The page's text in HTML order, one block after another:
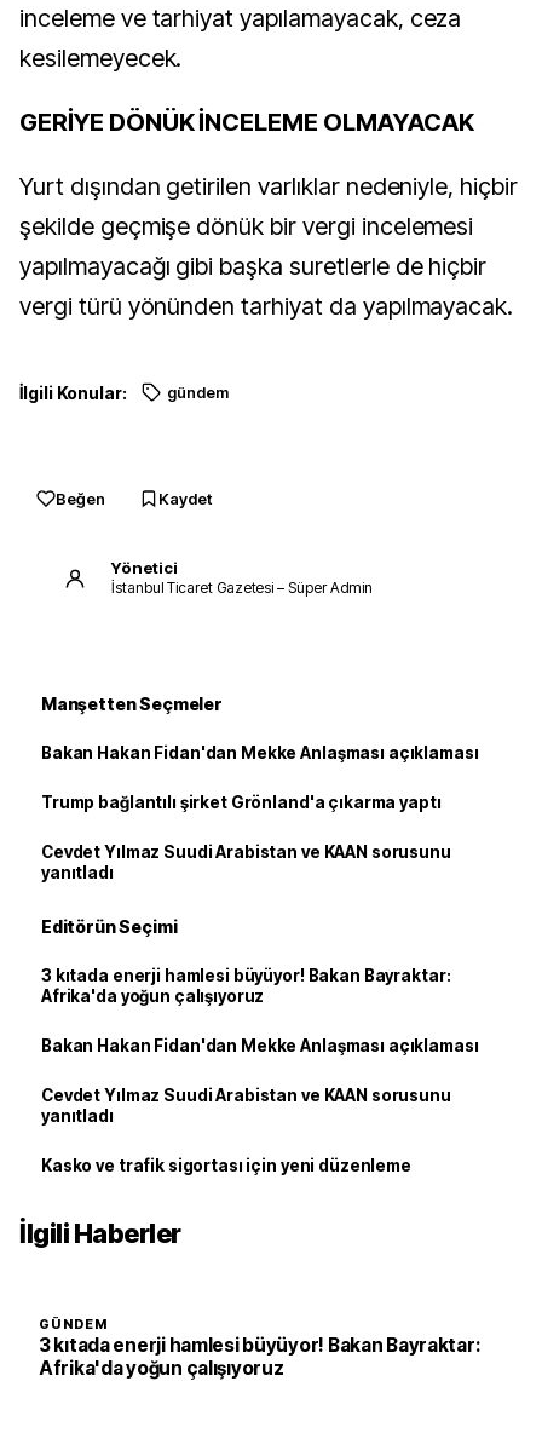
inceleme ve tarhiyat yapılamayacak, ceza
kesilemeyecek.
GERİYE DÖNÜK İNCELEME OLMAYACAK
Yurt dışından getirilen varlıklar nedeniyle, hiçbir
şekilde geçmişe dönük bir vergi incelemesi
yapılmayacağı gibi başka suretlerle de hiçbir
vergi türü yönünden tarhiyat da yapılmayacak.
İlgili Konular: gündem
Beğen Kaydet
Yönetici
İstanbul Ticaret Gazetesi – Süper Admin
Manşetten Seçmeler
Bakan Hakan Fidan'dan Mekke Anlaşması açıklaması
Trump bağlantılı şirket Grönland'a çıkarma yaptı
Cevdet Yılmaz Suudi Arabistan ve KAAN sorusunu
yanıtladı
Editörün Seçimi
3 kıtada enerji hamlesi büyüyor! Bakan Bayraktar:
Afrika'da yoğun çalışıyoruz
Bakan Hakan Fidan'dan Mekke Anlaşması açıklaması
Cevdet Yılmaz Suudi Arabistan ve KAAN sorusunu
yanıtladı
Kasko ve trafik sigortası için yeni düzenleme
İlgili Haberler
GÜNDEM
3 kıtada enerji hamlesi büyüyor! Bakan Bayraktar:
Afrika'da yoğun çalışıyoruz